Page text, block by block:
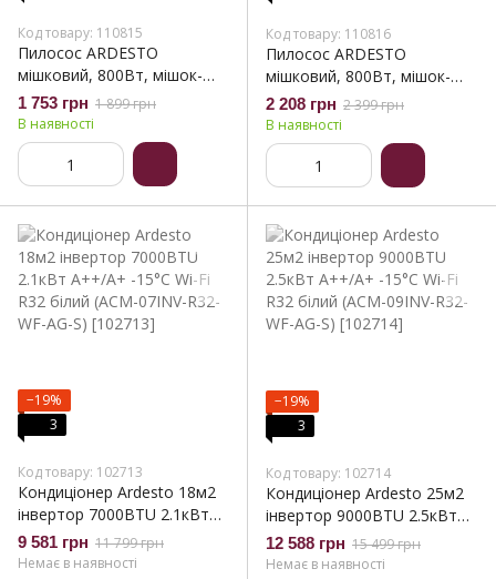
Код товару: 110815
Пилосос ARDESTO
мішковий, 800Вт, мішок-
2.5л, HEPA, чорно-
бронзовий (VC-I-B800GB)
1 753 грн 1 899 грн
В наявності
Код товару: 110816
Пилосос ARDESTO
мішковий, 800Вт, мішок-
3.5л, HEPA, білий (VC-I-
B800W)
2 208 грн 2 399 грн
В наявності
−19%
3
Код товару: 102713
Кондиціонер Ardesto 18м2
інвертор 7000BTU 2.1кВт
A++/A+ -15°С Wi-Fi R32
білий (ACM-07INV-R32-WF-
9 581 грн 11 799 грн
Немає в наявності
−19%
3
Код товару: 102714
Кондиціонер Ardesto 25м2
інвертор 9000BTU 2.5кВт
A++/A+ -15°С Wi-Fi R32
білий (ACM-09INV-R32-WF-
12 588 грн 15 499 грн
Немає в наявності